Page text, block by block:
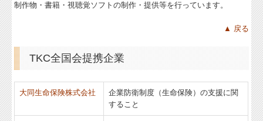
制作物・書籍・視聴覚ソフトの制作・提供等を行っています。
▲ 戻る
TKC全国会提携企業
大同生命保険株式会社
企業防衛制度（生命保険）の支援に関
すること